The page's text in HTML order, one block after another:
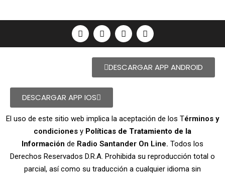
DESCARGAR APP ANDROID
DESCARGAR APP IOS
El uso de este sitio web implica la aceptación de los Términos y
condiciones y Políticas de Tratamiento de la
Información de Radio Santander On Line. Todos los
Derechos Reservados D.R.A. Prohibida su reproducción total o
parcial, así como su traducción a cualquier idioma sin